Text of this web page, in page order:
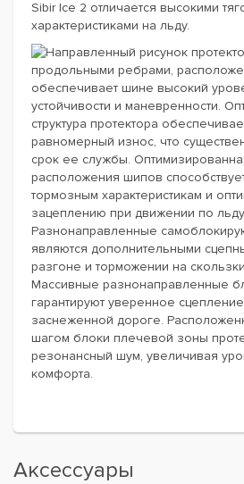
Sibir Ice 2 отличается высокими
характеристиками на льду.
Направленный рисунок
продольными ребрами,
обеспечивает шине высокий
устойчивости и маневренности.
структура протектора
равномерный износ, что
срок ее службы.
расположения шипов
тормозным характеристикам и
зацеплению при движении по
Разнонаправленные
являются дополнительными
разгоне и торможении на
Массивные разнонаправленные
гарантируют уверенное
заснеженной дороге.
шагом блоки плечевой зоны
резонансный шум, увеличивая
комфорта.
Аксессуары